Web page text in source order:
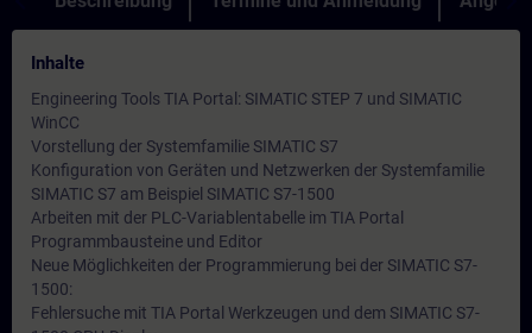
Inhalte
Engineering Tools TIA Portal: SIMATIC STEP 7 und SIMATIC
WinCC
Vorstellung der Systemfamilie SIMATIC S7
Konfiguration von Geräten und Netzwerken der Systemfamilie
SIMATIC S7 am Beispiel SIMATIC S7-1500
Arbeiten mit der PLC-Variablentabelle im TIA Portal
Programmbausteine und Editor
Neue Möglichkeiten der Programmierung bei der SIMATIC S7-
1500:
Fehlersuche mit TIA Portal Werkzeugen und dem SIMATIC S7-